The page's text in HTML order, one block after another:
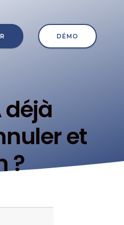
DÉMO
et
?